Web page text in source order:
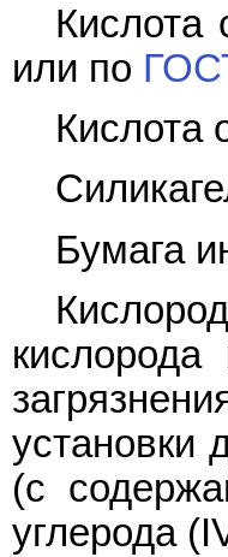
Кислота
или по
Кислота
Бумага
установки
(с
углерода